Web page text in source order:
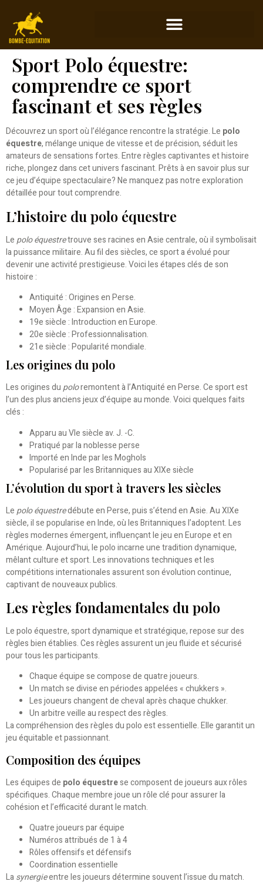
Sport Polo équestre:
comprendre ce sport
fascinant et ses règles
Découvrez un sport où l’élégance rencontre la stratégie. Le polo
équestre, mélange unique de vitesse et de précision, séduit les
amateurs de sensations fortes. Entre règles captivantes et histoire
riche, plongez dans cet univers fascinant. Prêts à en savoir plus sur
ce jeu d’équipe spectaculaire? Ne manquez pas notre exploration
détaillée pour tout comprendre.
L’histoire du polo équestre
Lepolo équestretrouve ses racines en Asie centrale, où il symbolisait
la puissance militaire. Au fil des siècles, ce sport a évolué pour
devenir une activité prestigieuse. Voici les étapes clés de son
histoire :
Antiquité : Origines en Perse.
Moyen Âge : Expansion en Asie.
19e siècle : Introduction en Europe.
20e siècle : Professionnalisation.
21e siècle : Popularité mondiale.
Les origines du polo
Les origines dupoloremontent à l’Antiquité en Perse. Ce sport est
l’un des plus anciens jeux d’équipe au monde. Voici quelques faits
clés :
Apparu au VIe siècle av. J. -C.
Pratiqué par la noblesse perse
Importé en Inde par les Moghols
Popularisé par les Britanniques au XIXe siècle
L’évolution du sport à travers les siècles
Lepolo équestredébute en Perse, puis s’étend en Asie. Au XIXe
siècle, il se popularise en Inde, où les Britanniques l’adoptent. Les
règles modernes émergent, influençant le jeu en Europe et en
Amérique. Aujourd’hui, le polo incarne une tradition dynamique,
mêlant culture et sport. Les innovations techniques et les
compétitions internationales assurent son évolution continue,
captivant de nouveaux publics.
Les règles fondamentales du polo
Le polo équestre, sport dynamique et stratégique, repose sur des
règles bien établies. Ces règles assurent un jeu fluide et sécurisé
pour tous les participants.
Chaque équipe se compose de quatre joueurs.
Un match se divise en périodes appelées « chukkers ».
Les joueurs changent de cheval après chaque chukker.
Un arbitre veille au respect des règles.
La compréhension des règles du polo est essentielle. Elle garantit un
jeu équitable et passionnant.
Composition des équipes
Les équipes de polo équestrese composent de joueurs aux rôles
spécifiques. Chaque membre joue un rôle clé pour assurer la
cohésion et l’efficacité durant le match.
Quatre joueurs par équipe
Numéros attribués de 1 à 4
Rôles offensifs et défensifs
Coordination essentielle
Lasynergieentre les joueurs détermine souvent l’issue du match.